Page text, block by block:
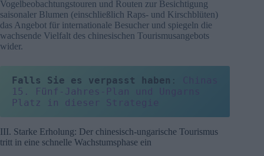
Vogelbeobachtungstouren und Routen zur Besichtigung
saisonaler Blumen (einschließlich Raps- und Kirschblüten)
das Angebot für internationale Besucher und spiegeln die
wachsende Vielfalt des chinesischen Tourismusangebots
wider.
Falls Sie es verpasst haben :
Chinas
15. Fünf-Jahres-Plan und Ungarns
Platz in dieser Strategie
III. Starke Erholung: Der chinesisch-ungarische Tourismus
tritt in eine schnelle Wachstumsphase ein